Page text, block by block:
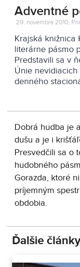
Adventné
29. novembra 2010,
Krajská knižnica
literárne pásmo
Predstavili sa v
Únie
denného
Dobrá hudba je
dušu a je i
Presvedčili sa o
hudobného
Gorazda, ktoré
príjemným
obdobia.
Ďalšie články